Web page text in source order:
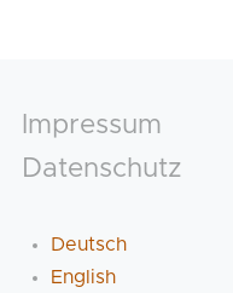
Footer
Impressum
Datenschutz
Deutsch
English